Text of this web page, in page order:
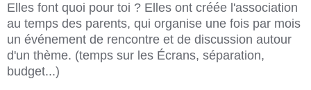
Elles font quoi pour toi ? Elles ont créée l'association
au temps des parents, qui organise une fois par mois
un événement de rencontre et de discussion autour
d'un thème. (temps sur les Écrans, séparation,
budget...)